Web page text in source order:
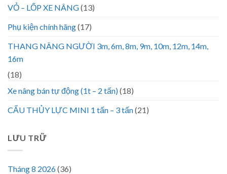
VỎ – LỐP XE NÂNG(13)
Phụ kiện chính hãng(17)
THANG NÂNG NGƯỜI 3m, 6m, 8m, 9m, 10m, 12m, 14m,
16m
(18)
Xe nâng bán tự động (1t – 2 tấn)(18)
CẨU THỦY LỰC MINI 1 tấn – 3 tấn(21)
LƯU TRỮ
Tháng 8 2026(36)